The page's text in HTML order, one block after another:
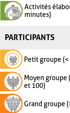
Activités
minutes)
PARTICIPANTS
Petit groupe (<
Moyen groupe
et 100)
Grand groupe